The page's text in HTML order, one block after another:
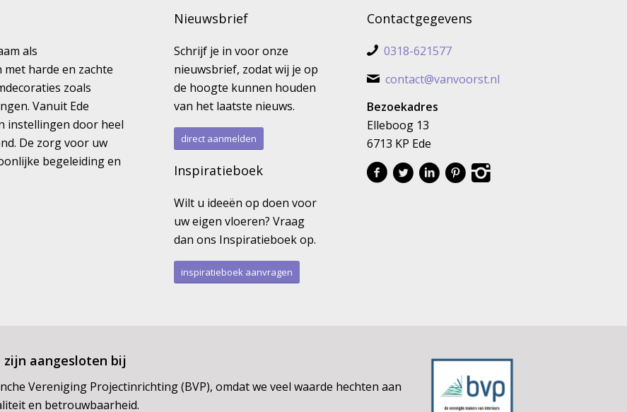
als
harde en zachte
zoals
Vanuit Ede
instellingen door heel
De zorg voor uw
begeleiding en
Nieuwsbrief
Schrijf je in voor onze
nieuwsbrief, zodat wij je op
de hoogte kunnen houden
van het laatste nieuws.
direct aanmelden
Inspiratieboek
Wilt u ideeën op doen voor
uw eigen vloeren? Vraag
dan ons Inspiratieboek op.
inspiratieboek aanvragen
Contactgegevens
0318-621577
contact@vanvoorst.nl
Bezoekadres
Elleboog 13
6713 KP Ede
zijn aangesloten bij
Vereniging Projectinrichting (BVP), omdat we veel waarde hechten aan
en betrouwbaarheid.